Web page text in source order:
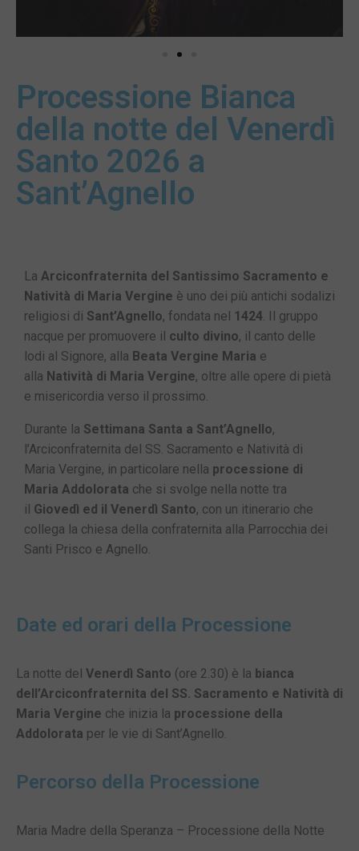
Processione Bianca
della notte del Venerdì
Santo 2026 a
Sant’Agnello
La Arciconfraternita del Santissimo Sacramento e
Natività di Maria Vergine è uno dei più antichi sodalizi
religiosi di Sant’Agnello, fondata nel 1424. Il gruppo
nacque per promuovere il culto divino, il canto delle
lodi al Signore, alla Beata Vergine Maria e
alla Natività di Maria Vergine, oltre alle opere di pietà
e misericordia verso il prossimo.
Durante la Settimana Santa a Sant’Agnello,
l’Arciconfraternita del SS. Sacramento e Natività di
Maria Vergine, in particolare nella processione di
Maria Addolorata che si svolge nella notte tra
il Giovedì ed il Venerdì Santo, con un itinerario che
collega la chiesa della confraternita alla Parrocchia dei
Santi Prisco e Agnello.
Date ed orari della Processione
La notte del Venerdì Santo (ore 2.30) è la bianca
dell’Arciconfraternita del SS. Sacramento e Natività di
Maria Vergine che inizia la processione della
Addolorata per le vie di Sant’Agnello.
Percorso della Processione
Maria Madre della Speranza – Processione della Notte